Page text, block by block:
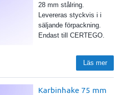
28 mm stålring.
Levereras styckvis i i
säljande förpackning.
Endast till CERTEGO.
Läs mer
Karbinhake 75 mm